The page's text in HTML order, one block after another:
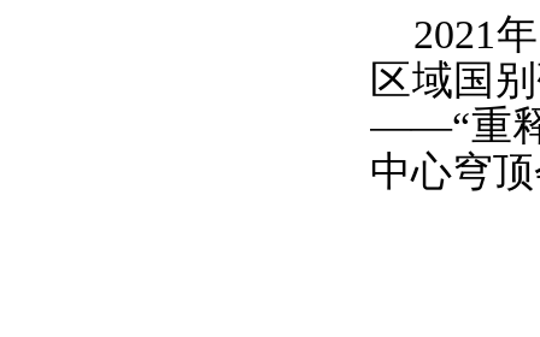
2021年
区域国
——“重释
中心穹